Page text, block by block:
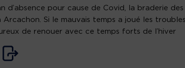
d’absence pour cause de Covid, la braderie
Arcachon. Si le mauvais temps a joué les
de renouer avec ce temps forts de l’hiver